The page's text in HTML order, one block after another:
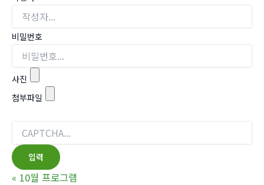
비밀번호
사진
첨부파일
« 10월 프로그램